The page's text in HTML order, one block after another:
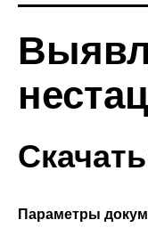
Параметры